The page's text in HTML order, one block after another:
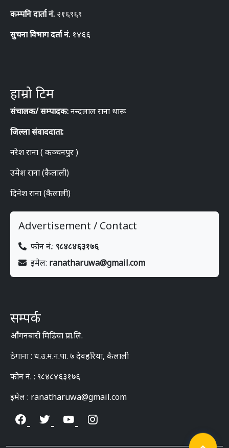
कम्पनि दार्ता नं. २१६९६९
सुचना विभाग दर्ता नं. १४६६
हाम्रो टिम
संचालक/ सम्पादक:नन्दलाल राना थारू
जिल्ला संवाददाता:
नरेश राना ( कञ्चनपुर )
उमेश राना (कैलाली)
दिनेश राना (कैलाली)
Advertisement / Contact
फोन नं.: ९८४८४६३१७६
इमेल: ranatharuwa@gmail.com
सम्पर्क
आँगनबारी मिडिया प्रा.लि.
ठेगाना : ध.उ.म.न.पा. ७ देवहरिया, कैलाली
फोन नं. : ९८४८४६३१७६
इमेल : ranatharuwa@gmail.com